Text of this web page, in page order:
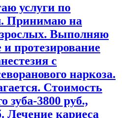
услуги по
Принимаю на
Выполняю
и протезирование
с
наркоза.
Стоимость
зуба-3800 руб.,
Лечение кариеса